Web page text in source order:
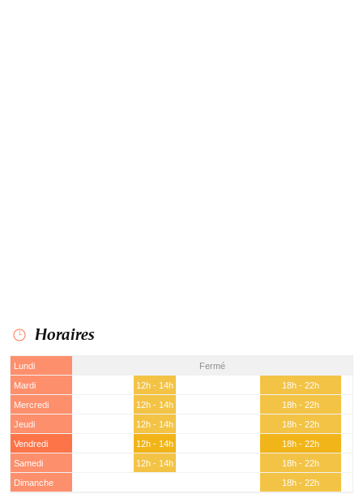
Horaires
Lundi
Fermé
Mardi
12h - 14h
18h - 22h
Mercredi
12h - 14h
18h - 22h
Jeudi
12h - 14h
18h - 22h
Vendredi
12h - 14h
18h - 22h
Samedi
12h - 14h
18h - 22h
Dimanche
18h - 22h